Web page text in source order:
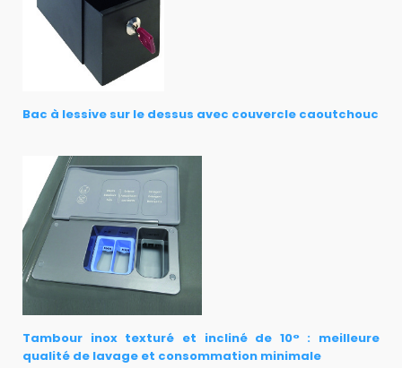
Bac à lessive sur le dessus avec couvercle caoutchouc
Tambour inox texturé et incliné de 10° : meilleure
qualité de lavage et consommation minimale